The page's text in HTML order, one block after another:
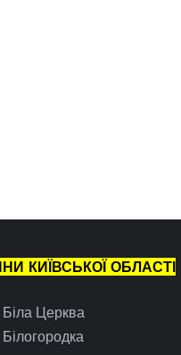
КИЇВСЬКОЇ ОБЛАСТІ
Біла Церква
Білогородка